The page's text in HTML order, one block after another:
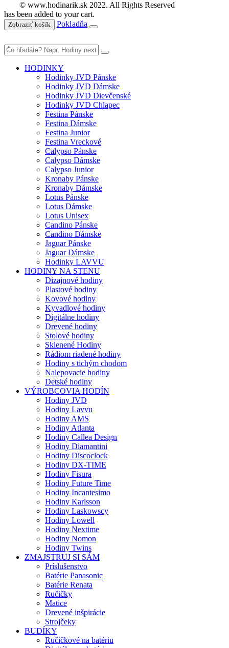
© www.hodinarik.sk 2022. All Rights Reserved
has been added to your cart.
Zobraziť košík Pokladňa
HODINKY
Hodinky JVD Pánske
Hodinky JVD Dámske
Hodinky JVD Dievčenské
Hodinky JVD Chlapec
Festina Pánske
Festina Dámske
Festina Junior
Festina Vreckové
Calypso Pánske
Calypso Dámske
Calypso Junior
Kronaby Pánske
Kronaby Dámske
Lotus Pánske
Lotus Dámske
Lotus Unisex
Candino Pánske
Candino Dámske
Jaguar Pánske
Jaguar Dámske
Hodinky LAVVU
HODINY NA STENU
Dizajnové hodiny
Plastové hodiny
Kovové hodiny
Kyvadlové hodiny
Digitálne hodiny
Drevené hodiny
Stolové hodiny
Sklenené Hodiny
Rádiom riadené hodiny
Hodiny s tichým chodom
Nalepovacie hodiny
Detské hodiny
VÝROBCOVIA HODÍN
Hodiny JVD
Hodiny Lavvu
Hodiny AMS
Hodiny Atlanta
Hodiny Callea Design
Hodiny Diamantini
Hodiny Discoclock
Hodiny DX-TIME
Hodiny Fisura
Hodiny Future Time
Hodiny Incantesimo
Hodiny Karlsson
Hodiny Laskowscy
Hodiny Lowell
Hodiny Nextime
Hodiny Nomon
Hodiny Twins
ZMAJSTRUJ SI SÁM
Príslušenstvo
Batérie Panasonic
Batérie Renata
Ručičky
Matice
Drevené inšpirácie
Strojčeky
BUDÍKY
Ručičkové na batériu